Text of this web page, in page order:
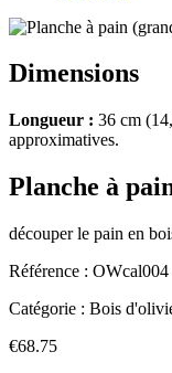
Dimensions
Longueur : 36 cm
approximatives.
Planche à
découper le pain en
Référence : OWcal004
Catégorie : Bois
€68.75